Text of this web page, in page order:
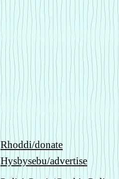
Rhoddi/donate
Hysbysebu/advertise